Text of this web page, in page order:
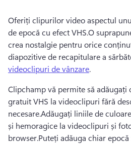
Oferiți clipurilor video aspectul
de epocă cu efect VHS.O
crea nostalgie pentru orice
diapozitive de recapitulare a
videoclipuri de vânzare.
Clipchamp vă permite să adăugați
gratuit VHS la videoclipuri fără
necesare.Adăugați liniile de
și hemoragice la videoclipuri și
browser.Puteți adăuga chiar